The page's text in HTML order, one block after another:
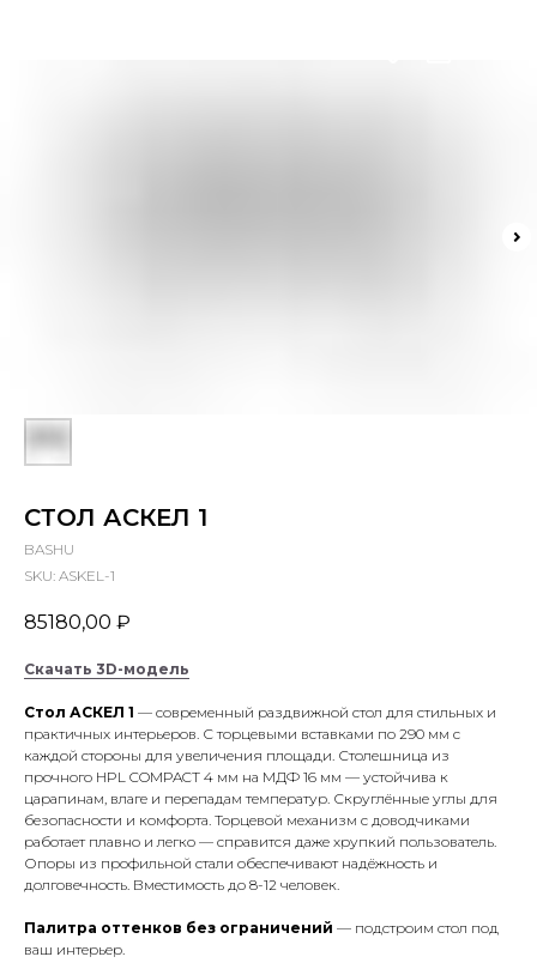
СТОЛ АСКЕЛ 1
BASHU
SKU: ASKEL-1
85180,00 ₽
Скачать 3D-модель
Стол АСКЕЛ 1 — современный раздвижной стол для стильных и
практичных интерьеров. С торцевыми вставками по 290 мм с
каждой стороны для увеличения площади. Столешница из
прочного HPL COMPACT 4 мм на МДФ 16 мм — устойчива к
царапинам, влаге и перепадам температур. Скруглённые углы для
безопасности и комфорта. Торцевой механизм с доводчиками
работает плавно и легко — справится даже хрупкий пользователь.
Опоры из профильной стали обеспечивают надёжность и
долговечность. Вместимость до 8-12 человек.
Палитра оттенков без ограничений — подстроим стол под
ваш интерьер.